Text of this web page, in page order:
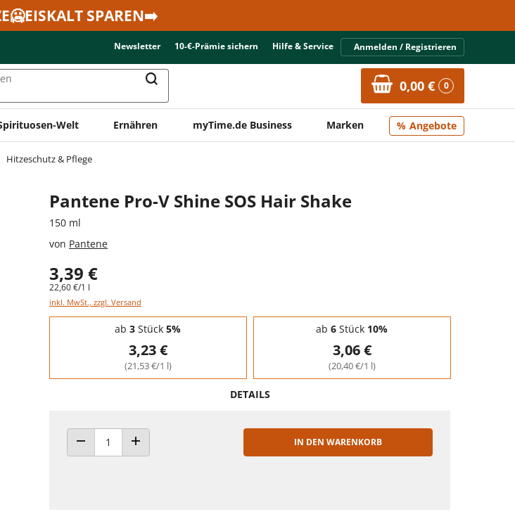
SPAREN➡️
Newsletter 10-€-Prämie sichern Hilfe & Service Anmelden / Registrieren
0,00 € 0
Welt Ernähren myTime.de Business Marken Angebote
Hitzeschutz & Pflege
Pantene Pro-V Shine SOS Hair Shake
150 ml
von Pantene
3,39 €
22,60 €/1 l
inkl. MwSt., zzgl. Versand
Staffelpreise - Mengenrabatt
ab 3 Stück 5%
3,23 €
(21,53 €/1 l)
ab 6 Stück 10%
3,06 €
(20,40 €/1 l)
DETAILS
ANZAHL VERRINGERNANZAHL ERHÖHEN
IN DEN WARENKORB